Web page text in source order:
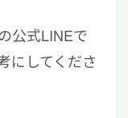
公式LINEで
にしてくださ